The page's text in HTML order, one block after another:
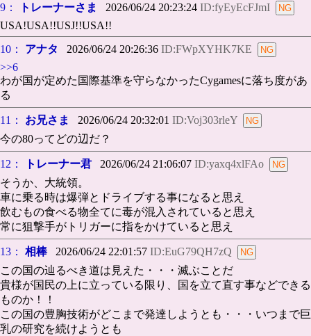
9： トレーナーさま 2026/06/24 20:23:24 ID:fyEyEcFJmI
USA!USA!!USJ!!USA!!
10：
アナタ 2026/06/24 20:26:36 ID:FWpXYHK7KE
>>6
わが国が定めた国際基準を守らなかったCygamesに落ち度があ
る
11： お兄さま 2026/06/24 20:32:01 ID:Voj303rleY
今の80ってどの辺だ？
12： トレーナー君 2026/06/24 21:06:07 ID:yaxq4xlFAo
そうか、大統領。
車に乗る時は爆弾とドライブする事になると思え
飲むもの食べる物全てに毒が混入されていると思え
常に狙撃手がトリガーに指をかけていると思え
13： 相棒2026/06/24 22:01:57 ID:EuG79QH7zQ
この国の辿るべき道は見えた・・・滅ぶことだ
貴様が国民の上に立っている限り、国を立て直す事などできる
ものか！！
この国の豊胸技術がどこまで発達しようとも・・・いつまで巨
乳の研究を続けようとも